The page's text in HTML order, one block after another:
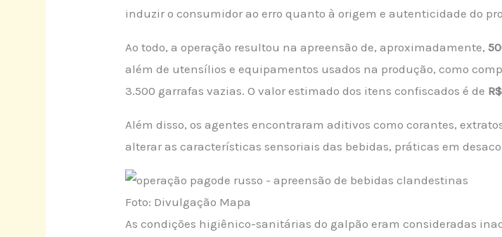
induzir o consumidor ao erro quanto à origem e autenticidade do
Ao todo, a operação resultou na apreensão de, aproximadamente,
além de utensílios e equipamentos usados na produção, como
3.500 garrafas vazias. O valor estimado dos itens confiscados é de
Além disso, os agentes encontraram aditivos como corantes,
alterar as características sensoriais das bebidas, práticas em
Foto: Divulgação Mapa
As condições higiênico-sanitárias do galpão eram consideradas